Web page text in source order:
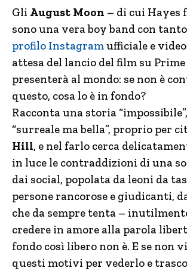
Gli August Moon – di cui Hayes
sono una vera boy band con
profilo Instagramufficiale e
attesa del lancio del film su
presenterà al mondo: se non è
questo, cosa lo è in fondo?
Racconta una storia
“surreale ma bella”, proprio per
Hill, e nel farlo cerca
in luce le contraddizioni di una
dai social, popolata da leoni da
persone rancorose e giudicanti,
che da sempre tenta –
credere in amore alla parola
fondo così libero non è. E se non
questi motivi per vederlo e